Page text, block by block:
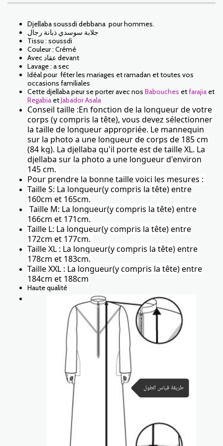
Djellaba soussdi debbana pour hommes.
Tissu : soussdi
Couleur : Crémé
Avec عقاد devant
Lavage : a sec
Idéal pour fêter les mariages et ramadan et toutes vos
occasions familiales
Cette djellaba peur se porter avec nos Babouches etfarajia et
Regabia etJabador Asala
Conseil taille :En fonction de la longueur de votre
corps (y compris la tête), vous devez sélectionner
la taille de longueur appropriée. Le mannequin
sur la photo a une longueur de corps de 185 cm
(84 kg). La djellaba qu'il porte est de taille XL. La
djellaba sur la photo a une longueur d'environ
145 cm.
Pour prendre la bonne taille voici les mesures :
Taille S: La longueur(y compris la tête) entre
160cm et 165cm.
Taille M: La longueur(y compris la tête) entre
166cm et 171cm.
Taille L: La longueur(y compris la tête) entre
172cm et 177cm.
Taille XL : La longueur(y compris la tête) entre
178cm et 183cm.
Taille XXL : La longueur(y compris la tête) entre
184cm et 188cm
Haute qualité